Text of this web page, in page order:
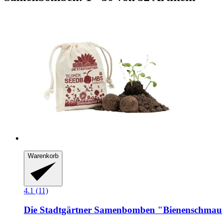
Warenkorb
4.1 (11)
Die Stadtgärtner Samenbomben